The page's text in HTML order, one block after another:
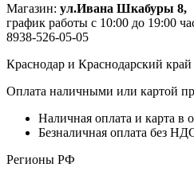
Магазин: ул.Ивана Шкабуры 8,
график работы с 10:00 до 19:00
8938-526-05-05
Краснодар и Краснодарский край
Оплата наличными или картой
Наличная оплата и карта в
Безналичная оплата без
Регионы РФ